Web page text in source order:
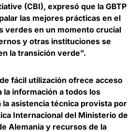
(CBI), expresó que la GBTP
las mejores prácticas en el
verdes en un momento crucial
y otras instituciones se
la transición verde”.
fácil utilización ofrece acceso
la información a todos los
la asistencia técnica provista por
Internacional del Ministerio de
Alemania y recursos de la